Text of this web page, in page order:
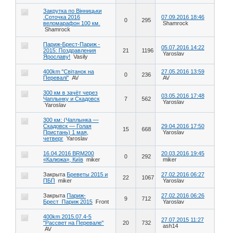
Закрутка по Вінницьки
.Соточка 2016
веломарафон 100 км.
Shamrock
0 295
07.09.2016 18:46
Shamrock
Париж-Брест-Париж -
2015: Поздравления
Ярославу!
Vasily
21 1196
05.07.2016 14:22
Yaroslav
400km "Світанок на
Перевалі" AV 0 236
27.05.2016 13:59
AV
300 км в зачёт через
Чаплынку и Скадовск
Yaroslav
7 562
03.05.2016 17:48
Yaroslav
300 км: (Чаплынка —
Скадовск — Голая
Пристань) 1 мая,
четверг Yaroslav
15 668
29.04.2016 17:50
Yaroslav
16.04.2016 BRM200
«Калюжа», Київ miker 0 292
20.03.2016 19:45
miker
Закрыта Бреветы 2015 и
ПБП
miker 22 1067
27.02.2016 06:27
Yaroslav
Закрыта Париж-
Брест_Париж 2015
Front 9 712
27.02.2016 06:26
Yaroslav
400km 2015.07.4-5
"Рассвет на Перевале"
AV
20 732
27.07.2015 11:27
ash14